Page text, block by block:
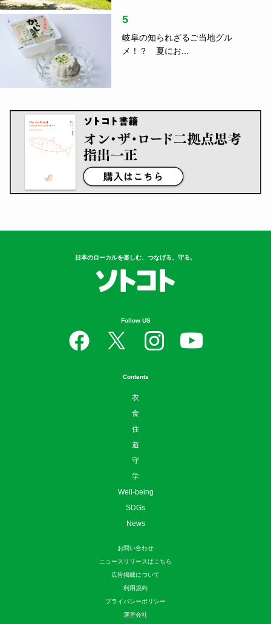
5
岐阜の知られざるご当地グル
メ！？ 夏にお...
日本のローカルを楽しむ、つなげる、守る。
Follow US
Contents
衣
食
住
遊
守
学
Well-being
SDGs
News
お問い合わせ
ニュースリリースはこちら
広告掲載について
利用規約
プライバシーポリシー
運営会社